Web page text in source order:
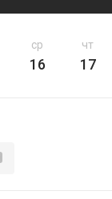
ср
16
чт
17